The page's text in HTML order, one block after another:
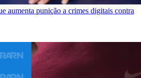
aumenta punição a crimes digitais contra